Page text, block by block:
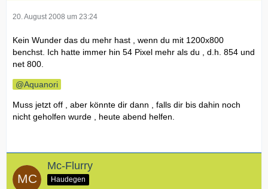
20. August 2008 um 23:24
Kein Wunder das du mehr hast , wenn du mit 1200x800
benchst. Ich hatte immer hin 54 Pixel mehr als du , d.h. 854 und
net 800.
Aquanori
Muss jetzt off , aber könnte dir dann , falls dir bis dahin noch
nicht geholfen wurde , heute abend helfen.
Mc-Flurry
Haudegen